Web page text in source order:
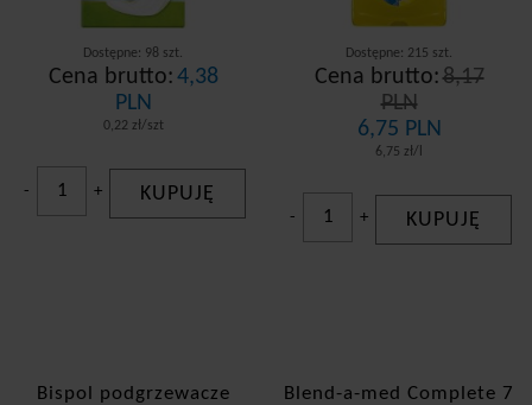
Dostępne: 98 szt.
Cena brutto: 4,38
PLN
0,22 zł/szt
- + KUPUJĘ
Dostępne: 215 szt.
Cena brutto: 8,17
PLN
6,75 PLN
6,75 zł/l
- + KUPUJĘ
Bispol podgrzewacze
Blend-a-med Complete 7